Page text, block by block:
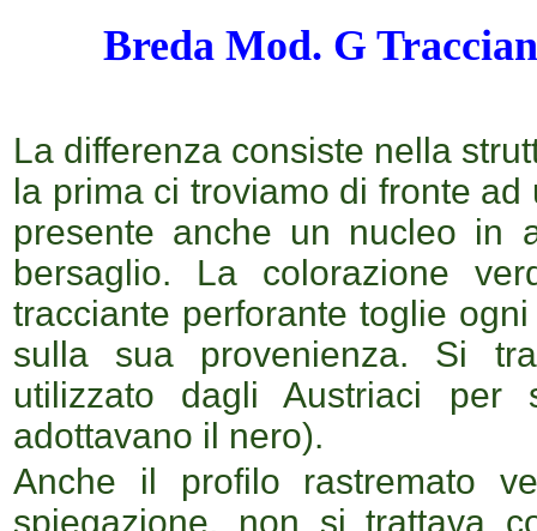
Breda Mod. G
La differenza consiste nella
la prima ci troviamo di fronte
presente anche un nucleo in
bersaglio. La colorazione
tracciante perforante toglie
sulla sua provenienza. Si
utilizzato dagli Austriaci
adottavano il nero).
Anche il profilo rastremato
spiegazione, non si trattava